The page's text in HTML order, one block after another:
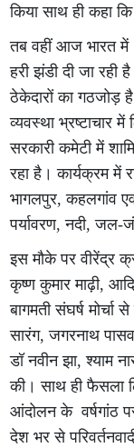
किया साथ ही कहा
तब वहीं आज भारत में
हरी झंडी दी जा
ठेकेदारों का गठजोड़
व्यवस्था भ्रष्टाचार
सरकारी कमेटी में
रहा है। कार्यक्रम में
भागलपुर, कहलगांव
पर्यावरण, नदी,
इस मौके पर वीरेंद्र
कृष्ण कुमार माढ़ी,
बागमती संघर्ष
सारंग, जगरनाथ
डॉ नवीन झा, श्याम
की। साथ ही फैसला
आंदोलन के वर्षगांठ
देश भर से